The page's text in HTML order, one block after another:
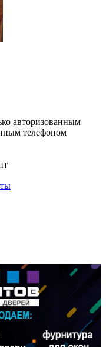
авторизованным
телефоном